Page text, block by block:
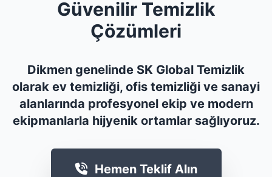
Güvenilir Temizlik
Çözümleri
Dikmen genelinde SK Global Temizlik
olarak ev temizliği, ofis temizliği ve sanayi
alanlarında profesyonel ekip ve modern
ekipmanlarla hijyenik ortamlar sağlıyoruz.
Hemen Teklif Alın